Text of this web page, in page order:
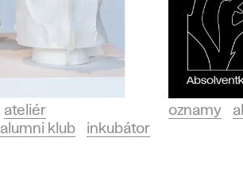
ateliér
alumni klub
inkubátor
oznamy